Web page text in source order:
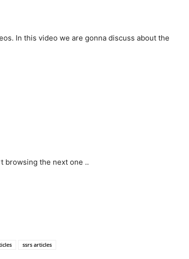
In this video we are gonna discuss about the
browsing the next one ..
ssrs articles